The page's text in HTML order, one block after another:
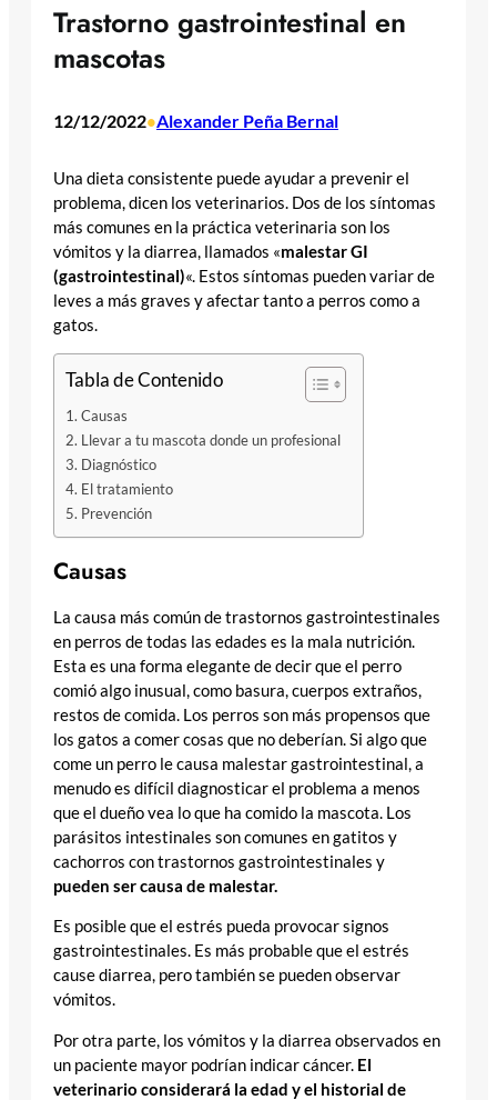
Trastorno gastrointestinal en
mascotas
12/12/2022•Alexander Peña Bernal
Una dieta consistente puede ayudar a prevenir el
problema, dicen los veterinarios. Dos de los síntomas
más comunes en la práctica veterinaria son los
vómitos y la diarrea, llamados «malestar GI
(gastrointestinal)«. Estos síntomas pueden variar de
leves a más graves y afectar tanto a perros como a
gatos.
Tabla de Contenido
Causas
Llevar a tu mascota donde un profesional
Diagnóstico
El tratamiento
Prevención
Causas
La causa más común de trastornos gastrointestinales
en perros de todas las edades es la mala nutrición.
Esta es una forma elegante de decir que el perro
comió algo inusual, como basura, cuerpos extraños,
restos de comida. Los perros son más propensos que
los gatos a comer cosas que no deberían. Si algo que
come un perro le causa malestar gastrointestinal, a
menudo es difícil diagnosticar el problema a menos
que el dueño vea lo que ha comido la mascota. Los
parásitos intestinales son comunes en gatitos y
cachorros con trastornos gastrointestinales y
pueden ser causa de malestar.
Es posible que el estrés pueda provocar signos
gastrointestinales. Es más probable que el estrés
cause diarrea, pero también se pueden observar
vómitos.
Por otra parte, los vómitos y la diarrea observados en
un paciente mayor podrían indicar cáncer. El
veterinario considerará la edad y el historial de